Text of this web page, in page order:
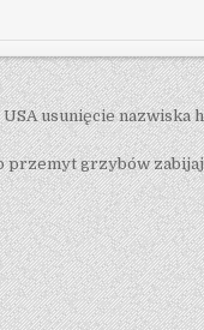
usunięcie nazwiska
przemyt grzybów